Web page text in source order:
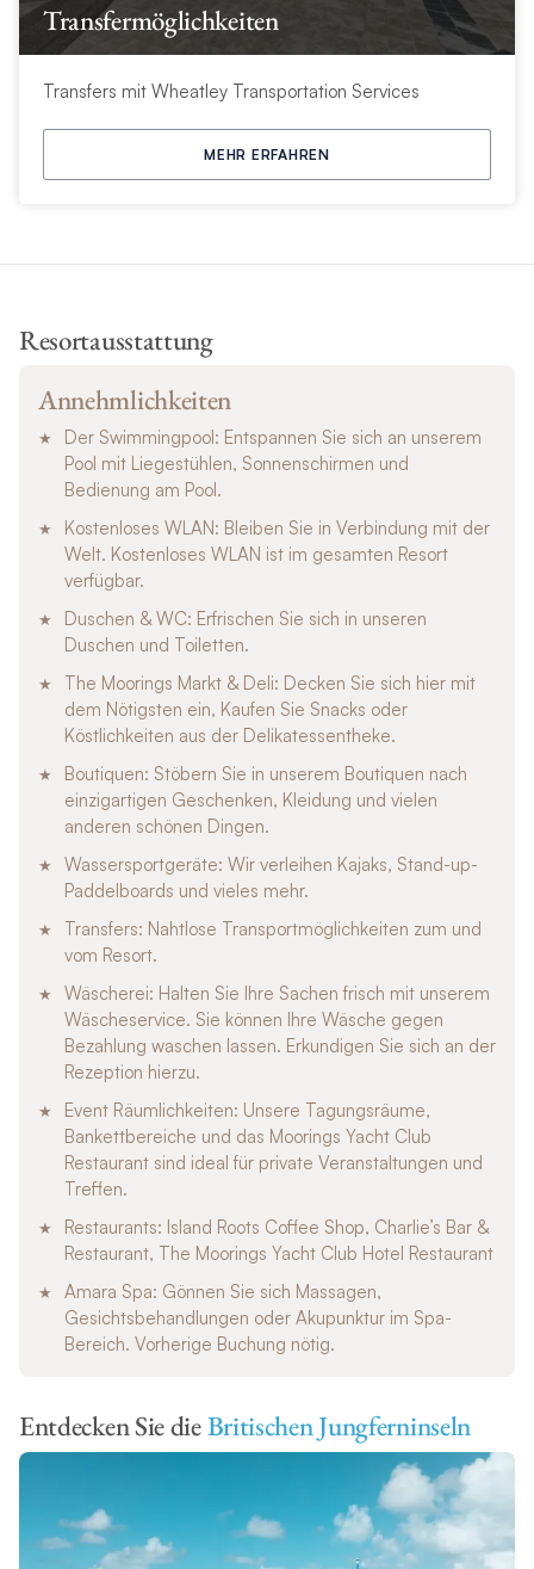
Transfermöglichkeiten
Transfers mit Wheatley Transportation Services
MEHR ERFAHREN
Resortausstattung
Annehmlichkeiten
Der Swimmingpool: Entspannen Sie sich an unserem
Pool mit Liegestühlen, Sonnenschirmen und
Bedienung am Pool.
Kostenloses WLAN: Bleiben Sie in Verbindung mit der
Welt. Kostenloses WLAN ist im gesamten Resort
verfügbar.
Duschen & WC: Erfrischen Sie sich in unseren
Duschen und Toiletten.
The Moorings Markt & Deli: Decken Sie sich hier mit
dem Nötigsten ein, Kaufen Sie Snacks oder
Köstlichkeiten aus der Delikatessentheke.
Boutiquen: Stöbern Sie in unserem Boutiquen nach
einzigartigen Geschenken, Kleidung und vielen
anderen schönen Dingen.
Wassersportgeräte: Wir verleihen Kajaks, Stand-up-
Paddelboards und vieles mehr.
Transfers: Nahtlose Transportmöglichkeiten zum und
vom Resort.
Wäscherei: Halten Sie Ihre Sachen frisch mit unserem
Wäscheservice. Sie können Ihre Wäsche gegen
Bezahlung waschen lassen. Erkundigen Sie sich an der
Rezeption hierzu.
Event Räumlichkeiten: Unsere Tagungsräume,
Bankettbereiche und das Moorings Yacht Club
Restaurant sind ideal für private Veranstaltungen und
Treffen.
Restaurants: Island Roots Coffee Shop, Charlie’s Bar &
Restaurant, The Moorings Yacht Club Hotel Restaurant
Amara Spa: Gönnen Sie sich Massagen,
Gesichtsbehandlungen oder Akupunktur im Spa-
Bereich. Vorherige Buchung nötig.
Entdecken Sie dieBritischen Jungferninseln